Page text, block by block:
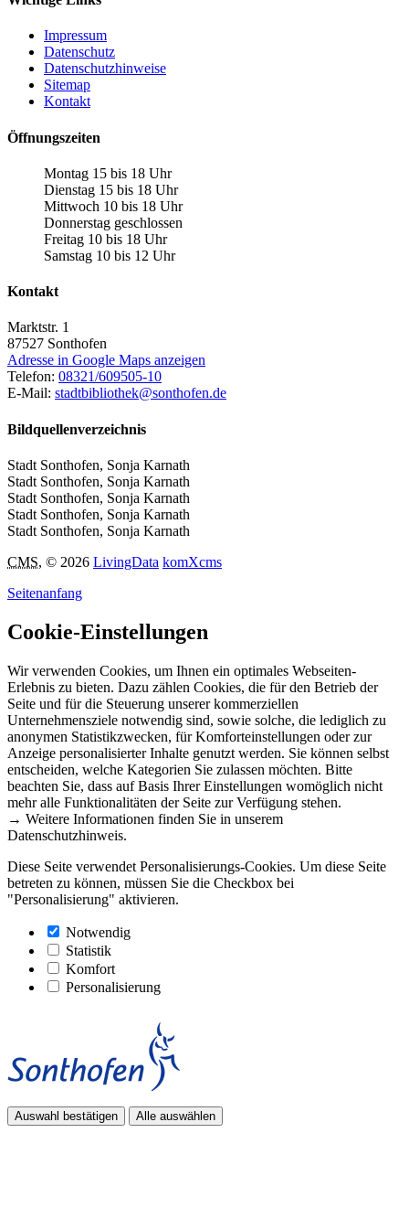
Impressum
Datenschutz
Datenschutzhinweise
Sitemap
Kontakt
Öffnungszeiten
Montag 15 bis 18 Uhr
Dienstag 15 bis 18 Uhr
Mittwoch 10 bis 18 Uhr
Donnerstag geschlossen
Freitag 10 bis 18 Uhr
Samstag 10 bis 12 Uhr
Kontakt
Marktstr. 1
87527 Sonthofen
Adresse in Google Maps anzeigen
Telefon: 08321/609505-10
E-Mail: stadtbibliothek@sonthofen.de
Bildquellenverzeichnis
Stadt Sonthofen, Sonja Karnath
Stadt Sonthofen, Sonja Karnath
Stadt Sonthofen, Sonja Karnath
Stadt Sonthofen, Sonja Karnath
Stadt Sonthofen, Sonja Karnath
CMS, © 2026 LivingData komXcms
Seitenanfang
Cookie-Einstellungen
Wir verwenden Cookies, um Ihnen ein optimales Webseiten-
Erlebnis zu bieten. Dazu zählen Cookies, die für den Betrieb der
Seite und für die Steuerung unserer kommerziellen
Unternehmensziele notwendig sind, sowie solche, die lediglich zu
anonymen Statistikzwecken, für Komforteinstellungen oder zur
Anzeige personalisierter Inhalte genutzt werden. Sie können selbst
entscheiden, welche Kategorien Sie zulassen möchten. Bitte
beachten Sie, dass auf Basis Ihrer Einstellungen womöglich nicht
mehr alle Funktionalitäten der Seite zur Verfügung stehen.
→ Weitere Informationen finden Sie in unserem
Datenschutzhinweis.
Diese Seite verwendet Personalisierungs-Cookies. Um diese Seite
betreten zu können, müssen Sie die Checkbox bei
"Personalisierung" aktivieren.
Notwendig
Statistik
Komfort
Personalisierung
Auswahl bestätigen Alle auswählen